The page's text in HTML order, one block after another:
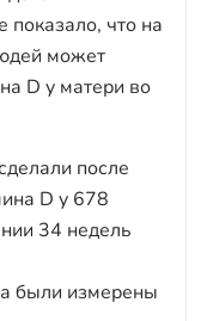
показало, что на
может
D у матери во
после
D у 678
34 недель
были измерены